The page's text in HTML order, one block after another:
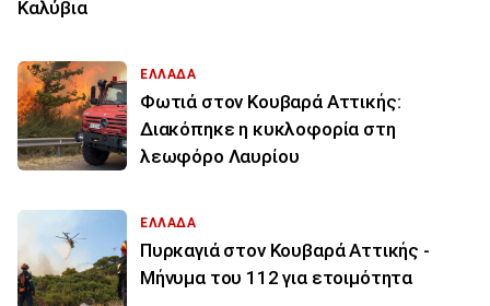
Καλύβια
ΕΛΛΑΔΑ
Φωτιά στον Κουβαρά Αττικής:
Διακόπηκε η κυκλοφορία στη
λεωφόρο Λαυρίου
ΕΛΛΑΔΑ
Πυρκαγιά στον Κουβαρά Αττικής -
Μήνυμα του 112 για ετοιμότητα